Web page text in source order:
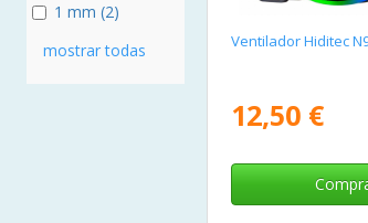
1 mm (2)
mostrar todas
Ventilador Hiditec
12,50 €